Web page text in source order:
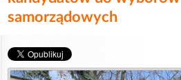
samorządowych